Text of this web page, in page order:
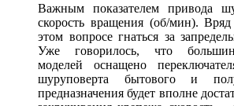
Важным показателем привода
скорость вращения (об/мин).
этом вопросе гнаться за
Уже говорилось, что
моделей оснащено
шуруповерта бытового и
предназначения будет вполне